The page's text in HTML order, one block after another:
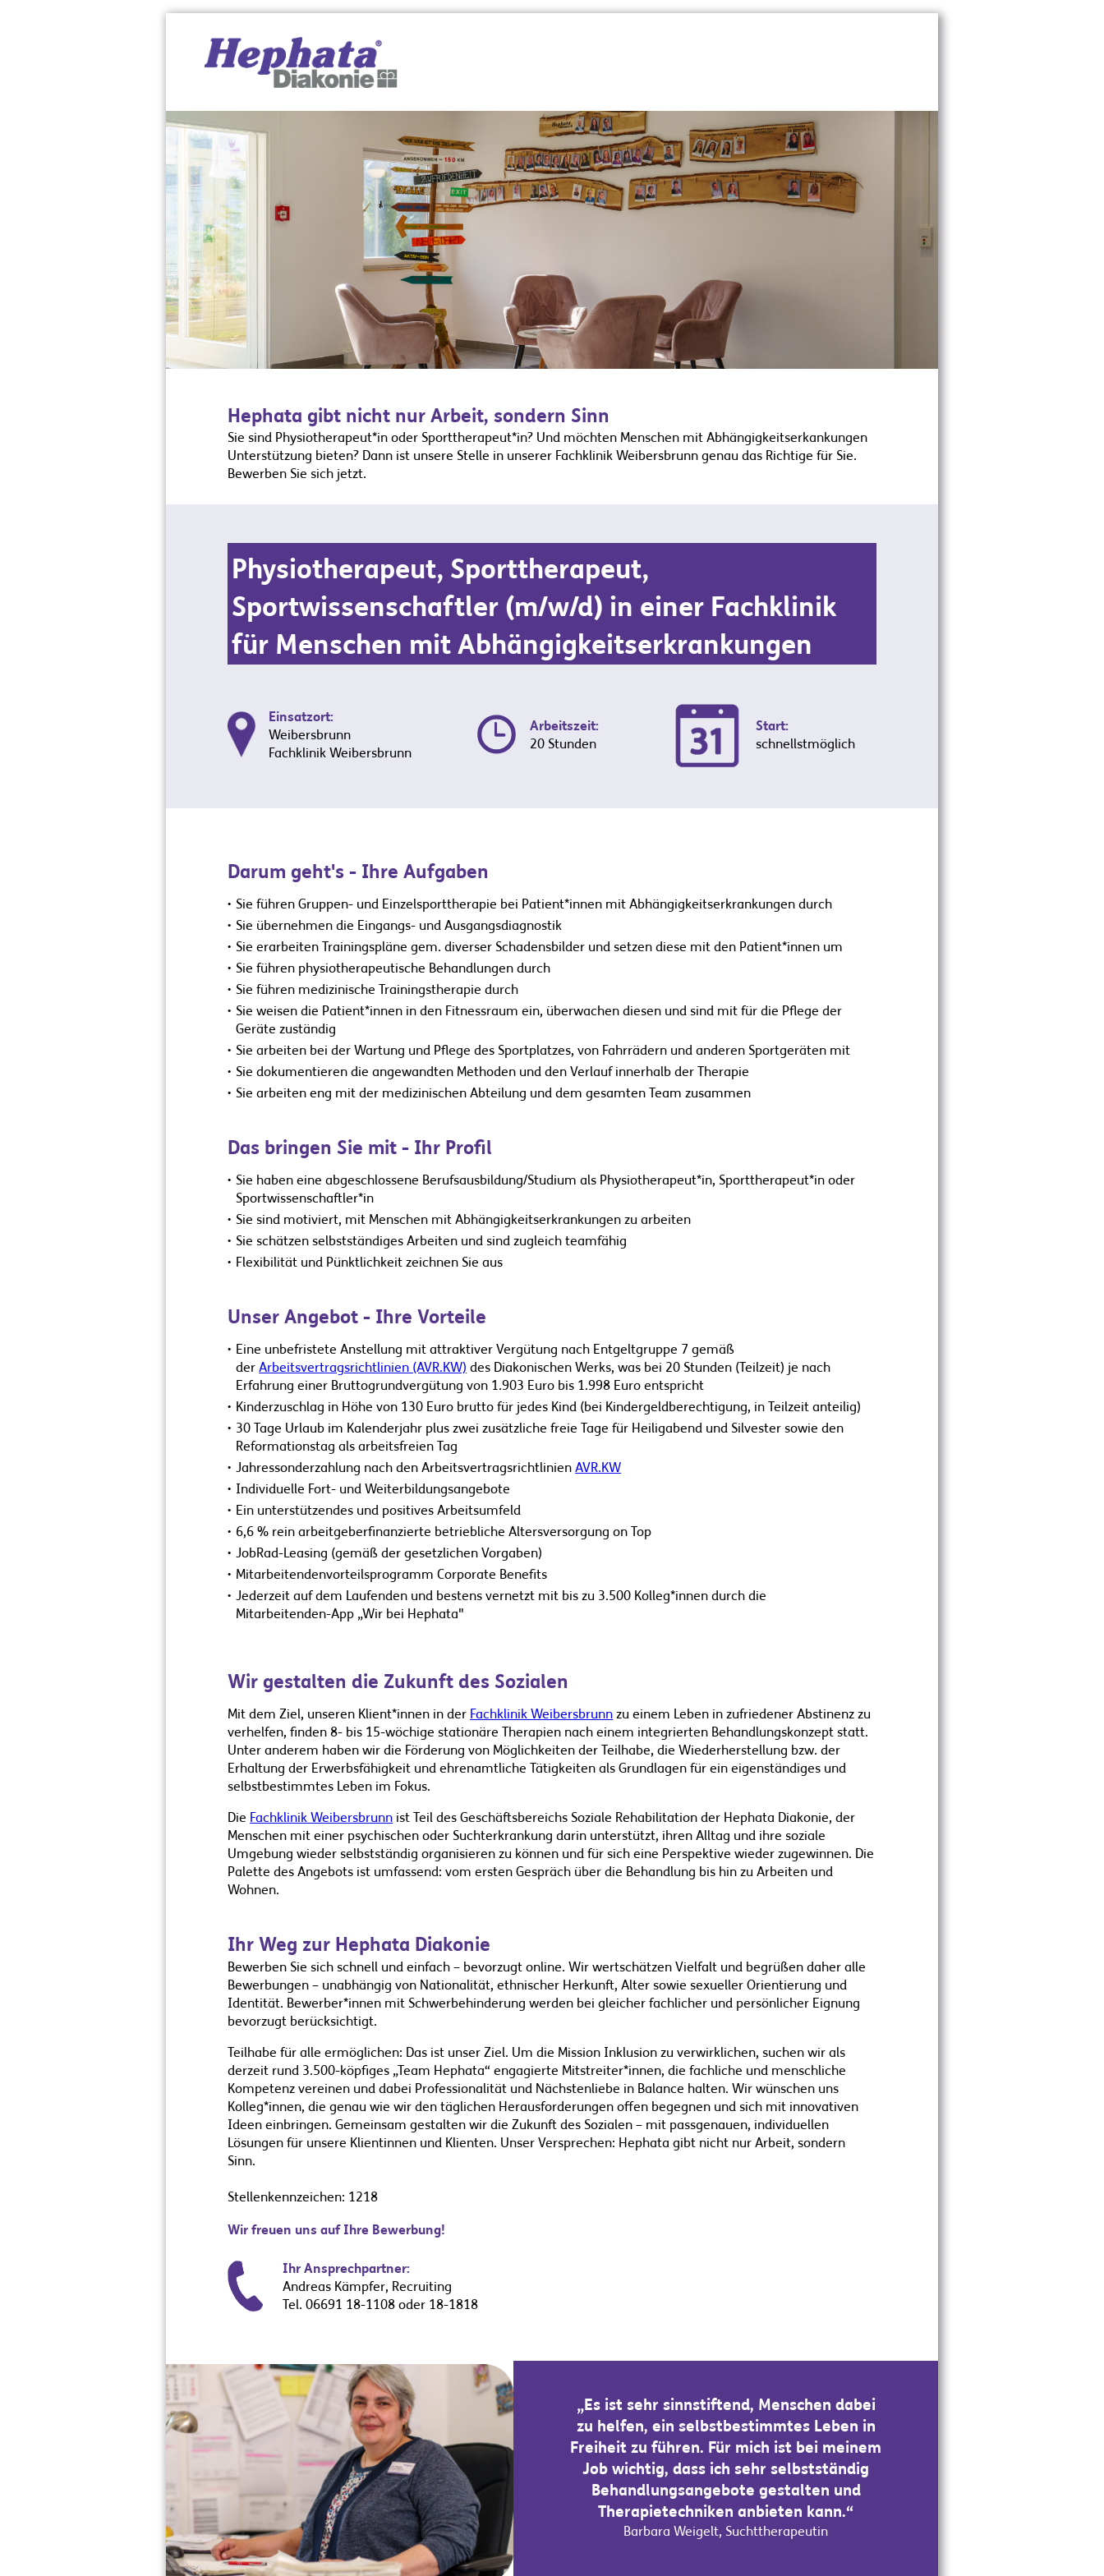
Hephata gibt nicht nur Arbeit, sondern Sinn
Sie sind Physiotherapeut*in oder Sporttherapeut*in? Und möchten Menschen mit Abhängigkeitserkankungen
Unterstützung bieten? Dann ist unsere Stelle in unserer Fachklinik Weibersbrunn genau das Richtige für Sie.
Bewerben Sie sich jetzt.
Physiotherapeut, Sporttherapeut,
Sportwissenschaftler (m/w/d) in einer Fachklinik
für Menschen mit Abhängigkeitserkrankungen
Einsatzort:
Weibersbrunn
Fachklinik Weibersbrunn
Arbeitszeit:
20 Stunden
Start:
schnellstmöglich
Darum geht's - Ihre Aufgaben
Sie führen Gruppen- und Einzelsporttherapie bei Patient*innen mit Abhängigkeitserkrankungen durch
Sie übernehmen die Eingangs- und Ausgangsdiagnostik
Sie erarbeiten Trainingspläne gem. diverser Schadensbilder und setzen diese mit den Patient*innen um
Sie führen physiotherapeutische Behandlungen durch
Sie führen medizinische Trainingstherapie durch
Sie weisen die Patient*innen in den Fitnessraum ein, überwachen diesen und sind mit für die Pflege der
Geräte zuständig
Sie arbeiten bei der Wartung und Pflege des Sportplatzes, von Fahrrädern und anderen Sportgeräten mit
Sie dokumentieren die angewandten Methoden und den Verlauf innerhalb der Therapie
Sie arbeiten eng mit der medizinischen Abteilung und dem gesamten Team zusammen
Das bringen Sie mit - Ihr Profil
Sie haben eine abgeschlossene Berufsausbildung/Studium als Physiotherapeut*in, Sporttherapeut*in oder
Sportwissenschaftler*in
Sie sind motiviert, mit Menschen mit Abhängigkeitserkrankungen zu arbeiten
Sie schätzen selbstständiges Arbeiten und sind zugleich teamfähig
Flexibilität und Pünktlichkeit zeichnen Sie aus
Unser Angebot - Ihre Vorteile
Eine unbefristete Anstellung mit attraktiver Vergütung nach Entgeltgruppe 7 gemäß
derArbeitsvertragsrichtlinien (AVR.KW) des Diakonischen Werks, was bei 20 Stunden (Teilzeit) je nach
Erfahrung einer Bruttogrundvergütung von 1.903 Euro bis 1.998 Euro entspricht
Kinderzuschlag in Höhe von 130 Euro brutto für jedes Kind (bei Kindergeldberechtigung, in Teilzeit anteilig)
30 Tage Urlaub im Kalenderjahr plus zwei zusätzliche freie Tage für Heiligabend und Silvester sowie den
Reformationstag als arbeitsfreien Tag
Jahressonderzahlung nach den ArbeitsvertragsrichtlinienAVR.KW
Individuelle Fort- und Weiterbildungsangebote
Ein unterstützendes und positives Arbeitsumfeld
6,6 % rein arbeitgeberfinanzierte betriebliche Altersversorgung on Top
JobRad-Leasing (gemäß der gesetzlichen Vorgaben)
Mitarbeitendenvorteilsprogramm Corporate Benefits
Jederzeit auf dem Laufenden und bestens vernetzt mit bis zu 3.500 Kolleg*innen durch die
Mitarbeitenden-App „Wir bei Hephata"
Wir gestalten die Zukunft des Sozialen
Mit dem Ziel, unseren Klient*innen in der Fachklinik Weibersbrunnzu einem Leben in zufriedener Abstinenz zu
verhelfen, finden 8- bis 15-wöchige stationäre Therapien nach einem integrierten Behandlungskonzept statt.
Unter anderem haben wir die Förderung von Möglichkeiten der Teilhabe, die Wiederherstellung bzw. der
Erhaltung der Erwerbsfähigkeit und ehrenamtliche Tätigkeiten als Grundlagen für ein eigenständiges und
selbstbestimmtes Leben im Fokus.
Die Fachklinik Weibersbrunn ist Teil des Geschäftsbereichs Soziale Rehabilitation der Hephata Diakonie, der
Menschen mit einer psychischen oder Suchterkrankung darin unterstützt, ihren Alltag und ihre soziale
Umgebung wieder selbstständig organisieren zu können und für sich eine Perspektive wieder zugewinnen. Die
Palette des Angebots ist umfassend: vom ersten Gespräch über die Behandlung bis hin zu Arbeiten und
Wohnen.
Ihr Weg zur Hephata Diakonie
Bewerben Sie sich schnell und einfach – bevorzugt online. Wir wertschätzen Vielfalt und begrüßen daher alle
Bewerbungen – unabhängig von Nationalität, ethnischer Herkunft, Alter sowie sexueller Orientierung und
Identität. Bewerber*innen mit Schwerbehinderung werden bei gleicher fachlicher und persönlicher Eignung
bevorzugt berücksichtigt.
Teilhabe für alle ermöglichen: Das ist unser Ziel. Um die Mission Inklusion zu verwirklichen, suchen wir als
derzeit rund 3.500-köpfiges „Team Hephata“ engagierte Mitstreiter*innen, die fachliche und menschliche
Kompetenz vereinen und dabei Professionalität und Nächstenliebe in Balance halten. Wir wünschen uns
Kolleg*innen, die genau wie wir den täglichen Herausforderungen offen begegnen und sich mit innovativen
Ideen einbringen. Gemeinsam gestalten wir die Zukunft des Sozialen – mit passgenauen, individuellen
Lösungen für unsere Klientinnen und Klienten. Unser Versprechen: Hephata gibt nicht nur Arbeit, sondern
Sinn.
Stellenkennzeichen: 1218
Wir freuen uns auf Ihre Bewerbung!
Ihr Ansprechpartner:
Andreas Kämpfer, Recruiting
Tel. 06691 18-1108 oder 18-1818
„Es ist sehr sinnstiftend, Menschen dabei
zu helfen, ein selbstbestimmtes Leben in
Freiheit zu führen. Für mich ist bei meinem
Job wichtig, dass ich sehr selbstständig
Behandlungsangebote gestalten und
Therapietechniken anbieten kann.“
Barbara Weigelt, Suchttherapeutin